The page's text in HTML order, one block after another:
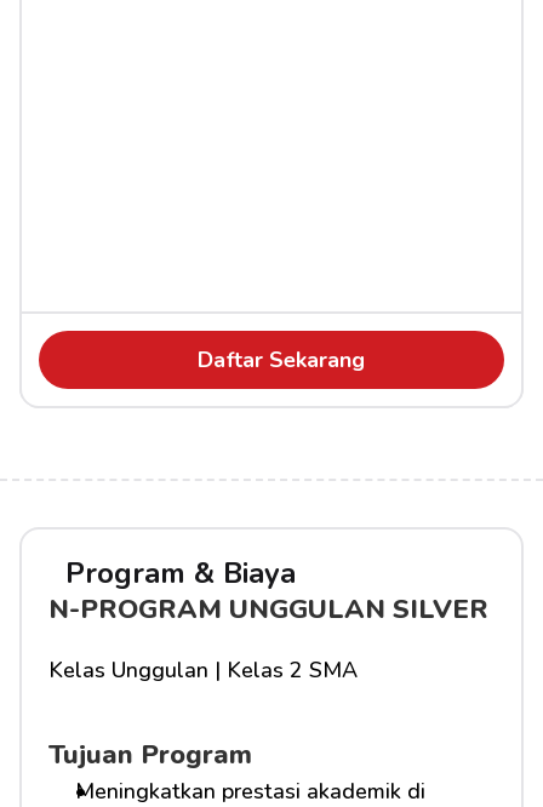
Daftar Sekarang
Program & Biaya
N-PROGRAM UNGGULAN SILVER
Kelas Unggulan | Kelas 2 SMA
Tujuan Program
Meningkatkan prestasi akademik di